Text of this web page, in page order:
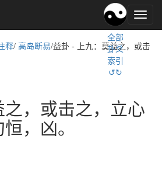
易
经
化,
全部
卦爻
索引
↺↻
释/ 高岛断易/益卦 - 上九：莫益之，或击
之，或击之，立心
恒，凶。